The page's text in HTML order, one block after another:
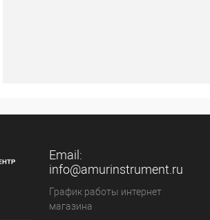
Email:
info@amurinstrument.ru
График работы интернет
магазина